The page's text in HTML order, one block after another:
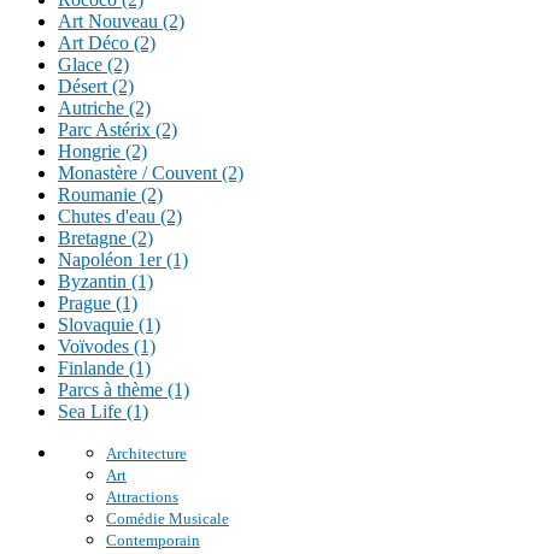
Art Nouveau (2)
Art Déco (2)
Glace (2)
Désert (2)
Autriche (2)
Parc Astérix (2)
Hongrie (2)
Monastère / Couvent (2)
Roumanie (2)
Chutes d'eau (2)
Bretagne (2)
Napoléon 1er (1)
Byzantin (1)
Prague (1)
Slovaquie (1)
Voïvodes (1)
Finlande (1)
Parcs à thème (1)
Sea Life (1)
Architecture
Art
Attractions
Comédie Musicale
Contemporain